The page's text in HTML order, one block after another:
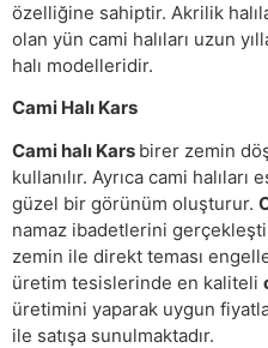
özelliğine sahiptir. Akrilik
olan yün cami halıları uzun
halı modelleridir.
Cami Halı Kars
Cami halı Kars birer zemin
kullanılır. Ayrıca cami
güzel bir görünüm oluşturur.
namaz ibadetlerini
zemin ile direkt teması
üretim tesislerinde en kaliteli
üretimini yaparak uygun
ile satışa sunulmaktadır.